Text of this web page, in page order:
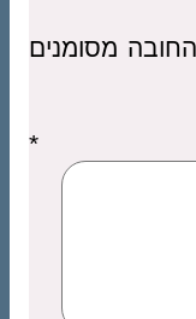
מסומנים
*